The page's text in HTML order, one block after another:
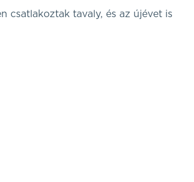
csatlakoztak tavaly, és az újévet is